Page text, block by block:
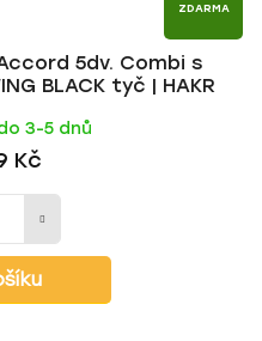
ZDARMA
5dv. Combi s
BLACK tyč | HAKR
3-5 dnů
Kč